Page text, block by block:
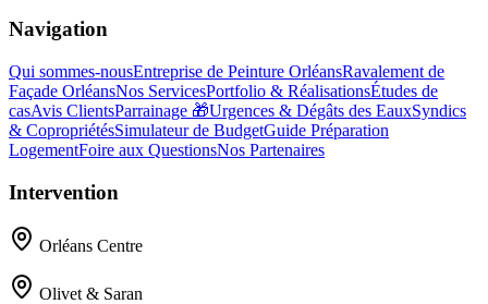
Navigation
Qui sommes-nousEntreprise de Peinture OrléansRavalement de
Façade OrléansNos ServicesPortfolio & RéalisationsÉtudes de
casAvis ClientsParrainage 🎁Urgences & Dégâts des EauxSyndics
& CopropriétésSimulateur de BudgetGuide Préparation
LogementFoire aux QuestionsNos Partenaires
Intervention
Orléans Centre
Olivet & Saran